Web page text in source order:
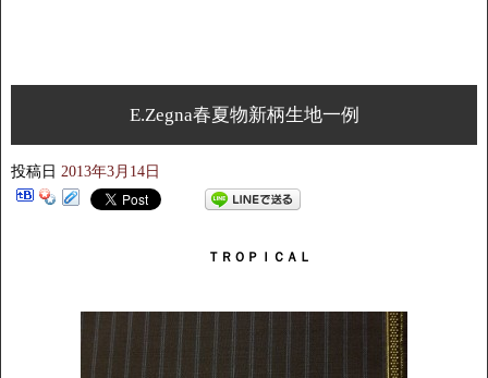
E.Zegna春夏物新柄生地一例
投稿日 2013年3月14日
ＴＲＯＰＩＣＡＬ